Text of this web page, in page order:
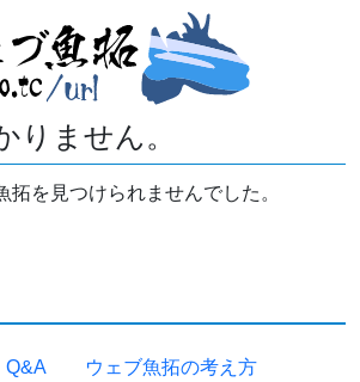
りません。
拓を見つけられませんでした。
Q&A ウェブ魚拓の考え方